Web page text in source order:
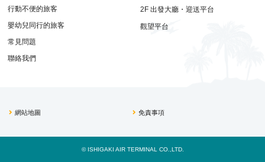
行動不便的旅客
嬰幼兒同行的旅客
常見問題
聯絡我們
2F 出發大廳・迎送平台
觀望平台
網站地圖 免責事項
© ISHIGAKI AIR TERMINAL CO.,LTD.